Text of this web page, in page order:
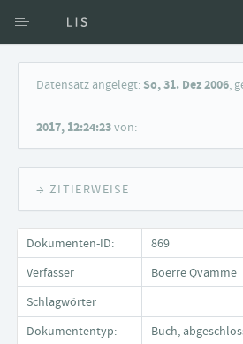
Zugang über Verfasser
Suche nach Schlagwort
Datensatz angelegt:So, 31. Dez 2006,
2017, 12:24:23von:
→ ZITIERWEISE
Dokumenten-ID:
869
Verfasser
Boerre Qvamme
Schlagwörter
Dokumententyp:
Buch,